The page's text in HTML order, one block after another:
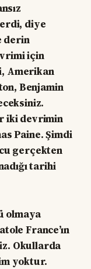
diye
derin
için
Amerikan
Benjamin
iki devrimin
Paine. Şimdi
gerçekten
tarihi
olmaya
France’ın
Okullarda
yoktur.